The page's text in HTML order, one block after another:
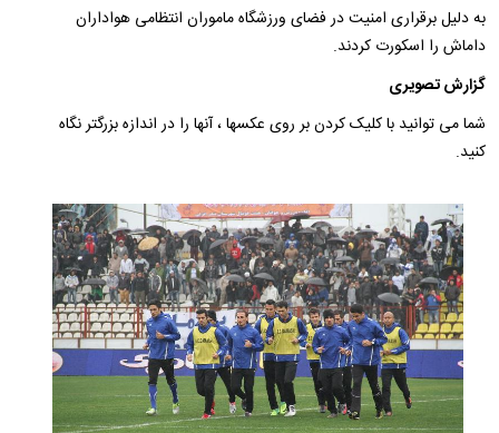
به دلیل برقراری امنیت در فضای ورزشگاه ماموران انتظامی هواداران
داماش را اسکورت کردند.
گزارش تصویری
شما می توانید با کلیک کردن بر روی عکسها ، آنها را در اندازه بزرگتر نگاه
کنید.